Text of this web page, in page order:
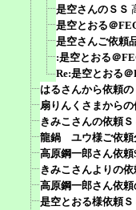
是空さんのＳＳ
是空とおる＠
是空さんご依頼
:是空とおる＠
Re:是空とおる
はるさんから依頼
扇りんくさまから
きみこさんの依頼
龍鍋 ユウ様ご依頼
高原鋼一郎さん依頼
きみこさんよりの依
高原鋼一郎さん依
是空とおる様依頼